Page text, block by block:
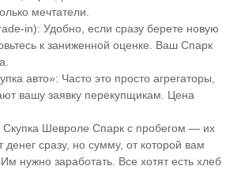
мечтатели.
in): Удобно, если сразу берете новую
к заниженной оценке. Ваш Спарк
авто»: Часто это просто агрегаторы,
вашу заявку перекупщикам. Цена
Шевроле Спарк с пробегом — их
сразу, но сумму, от которой вам
Им нужно заработать. Все хотят есть хлеб